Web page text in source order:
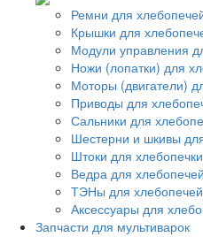
Ремни для
Крышки для
Модули управления
Ножи (лопатки) для
Моторы (двигатели)
Приводы для
Сальники для
Шестерни и шкивы
Штоки для хлебопечки
Ведра для хлебопечей
ТЭНы для хлебопечей
Аксессуары для
Запчасти для мультиварок